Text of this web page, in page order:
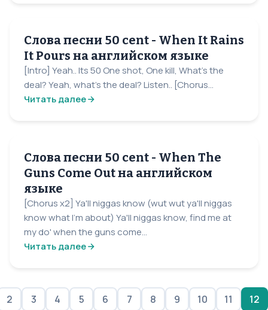
Слова песни 50 cent - When It Rains
It Pours на английском языке
[Intro] Yeah.. Its 50 One shot, One kill, What's the
deal? Yeah, what's the deal? Listen.. [Chorus...
Читать далее
Слова песни 50 cent - When The
Guns Come Out на английском
языке
[Chorus x2] Ya'll niggas know (wut wut ya'll niggas
know what I'm about) Ya'll niggas know, find me at
my do' when the guns come...
Читать далее
2 3 4 5 6 7 8 9 10 11 12